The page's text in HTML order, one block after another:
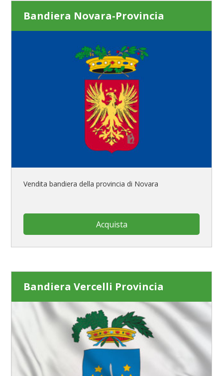
Bandiera Novara-Provincia
Vendita bandiera della provincia di Novara
Acquista
Bandiera Vercelli Provincia